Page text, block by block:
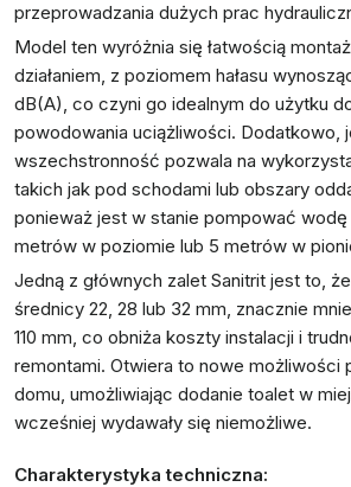
przeprowadzania dużych prac
Model ten wyróżnia się łatwością
działaniem, z poziomem hałasu
dB(A), co czyni go idealnym do użytku
powodowania uciążliwości. Dodatkowo,
wszechstronność pozwala na
takich jak pod schodami lub obszary
ponieważ jest w stanie pompować wodę
metrów w poziomie lub 5 metrów w
Jedną z głównych zalet Sanitrit jest to,
średnicy 22, 28 lub 32 mm, znacznie
110 mm, co obniża koszty instalacji i
remontami. Otwiera to nowe możliwości
domu, umożliwiając dodanie toalet w
wcześniej wydawały się niemożliwe.
Charakterystyka techniczna: